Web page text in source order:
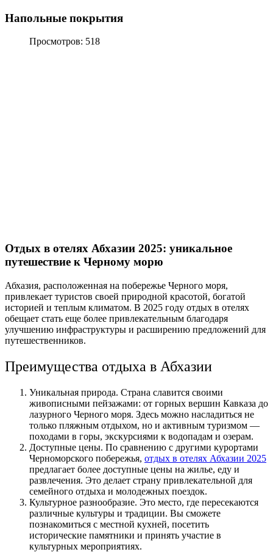
Напольные покрытия
Просмотров: 518
Отдых в отелях Абхазии 2025: уникальное
путешествие к Черному морю
Абхазия, расположенная на побережье Черного моря,
привлекает туристов своей природной красотой, богатой
историей и теплым климатом. В 2025 году отдых в отелях
обещает стать еще более привлекательным благодаря
улучшению инфраструктуры и расширению предложений для
путешественников.
Преимущества отдыха в Абхазии
Уникальная природа. Страна славится своими
живописными пейзажами: от горных вершин Кавказа до
лазурного Черного моря. Здесь можно насладиться не
только пляжным отдыхом, но и активным туризмом —
походами в горы, экскурсиями к водопадам и озерам.
Доступные цены. По сравнению с другими курортами
Черноморского побережья, отдых в отелях Абхазии 2025
предлагает более доступные цены на жилье, еду и
развлечения. Это делает страну привлекательной для
семейного отдыха и молодежных поездок.
Культурное разнообразие. Это место, где пересекаются
различные культуры и традиции. Вы сможете
познакомиться с местной кухней, посетить
исторические памятники и принять участие в
культурных мероприятиях.